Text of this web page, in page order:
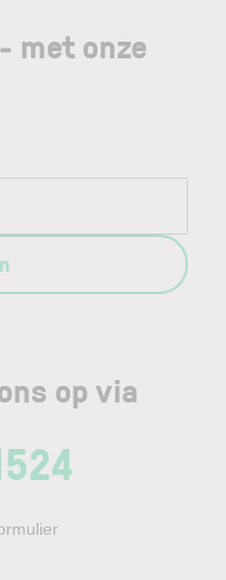
op via
met onze